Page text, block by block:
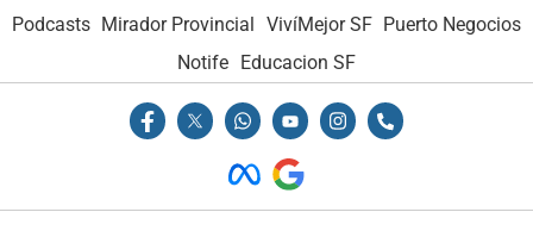
Podcasts Mirador Provincial VivíMejor SF Puerto Negocios
Notife
Educacion SF